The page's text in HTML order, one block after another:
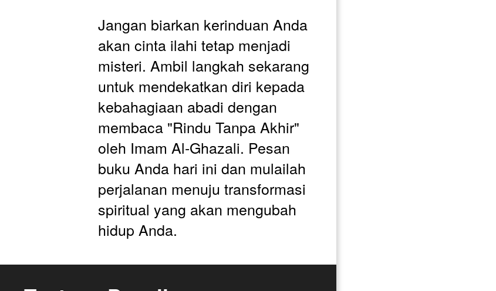
Jangan biarkan kerinduan Anda
akan cinta ilahi tetap menjadi
misteri. Ambil langkah sekarang
untuk mendekatkan diri kepada
kebahagiaan abadi dengan
membaca "Rindu Tanpa Akhir"
oleh Imam Al-Ghazali. Pesan
buku Anda hari ini dan mulailah
perjalanan menuju transformasi
spiritual yang akan mengubah
hidup Anda.